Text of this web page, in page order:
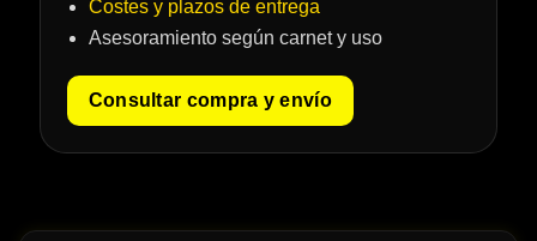
Costes y plazos de entrega
Asesoramiento según carnet y uso
Consultar compra y envío